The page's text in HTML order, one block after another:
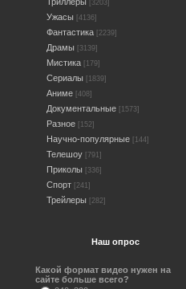
[3203]
Ужасы [4136]
Фантастика [2239]
Драмы [3139]
Мистика [179]
Сериалы [1839]
Аниме [408]
Документальные [1573]
Разное [152]
Научно-популярные [144]
Телешоу [791]
Приколы [336]
Спорт [241]
Трейлеры [282]
Наш опрос
Какой формат видео нужен на
сайте больше всего?